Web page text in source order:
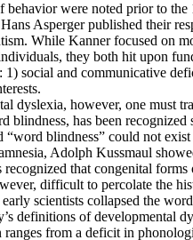
were noted prior to
Asperger published their
While Kanner focused on
they both hit upon
social and communicative
dyslexia, however, one must
blindness, has been
blindness” could not
Adolph Kussmaul
that congenital
difficult to percolate the
scientists collapsed the
definitions of developmental
ranges from a deficit in